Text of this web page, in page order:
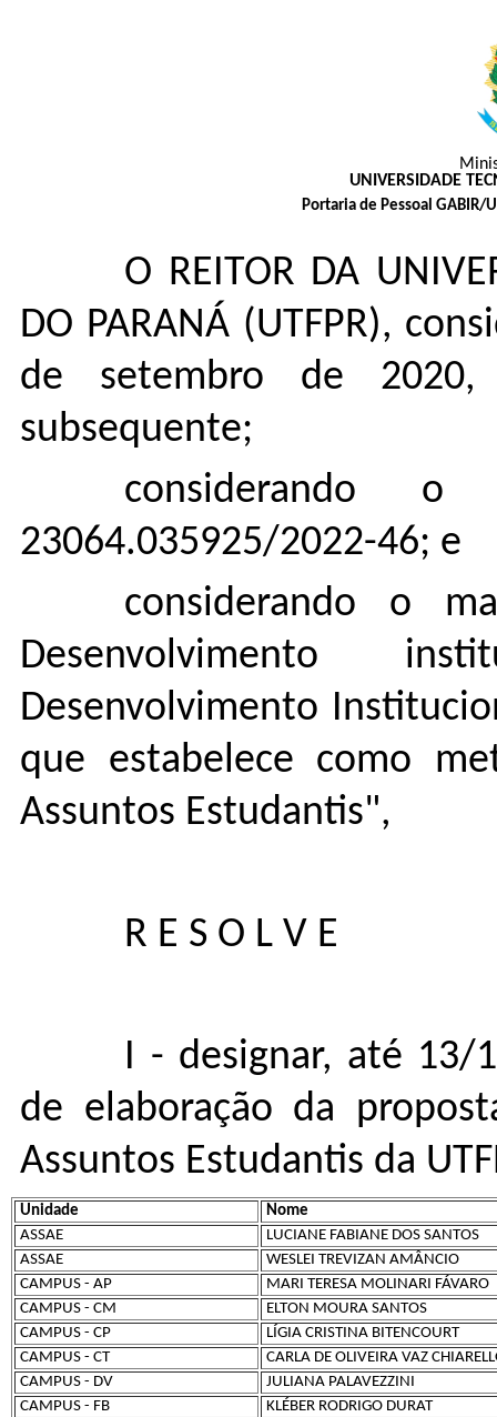
UNIVERSIDADE
Portaria de Pessoal GABIR/
O REITOR DA
DO PARANÁ (UTFPR),
de setembro de
subsequente;
considerando
23064.035925/2022-46; e
considerando o
Desenvolvimento
Desenvolvimento
que estabelece como
Assuntos Estudantis",
R E S O L V E
I - designar, até 13/
de elaboração da
Assuntos Estudantis da
Unidade
Nome
ASSAE
LUCIANE FABIANE DOS SANTOS
ASSAE
WESLEI TREVIZAN AMÂNCIO
CAMPUS - AP
MARI TERESA MOLINARI FÁVARO
CAMPUS - CM
ELTON MOURA SANTOS
CAMPUS - CP
LÍGIA CRISTINA BITENCOURT
CAMPUS - CT
CARLA DE OLIVEIRA VAZ
CAMPUS - DV
JULIANA PALAVEZZINI
CAMPUS - FB
KLÉBER RODRIGO DURAT